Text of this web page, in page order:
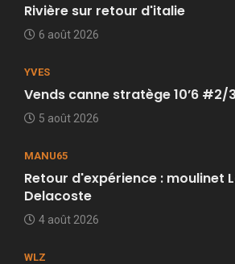
Rivière sur retour d'italie
6 août 2026
YVES
Vends canne stratège 10’6 #2/3
5 août 2026
MANU65
Retour d'expérience : moulinet
Delacoste
4 août 2026
WLZ